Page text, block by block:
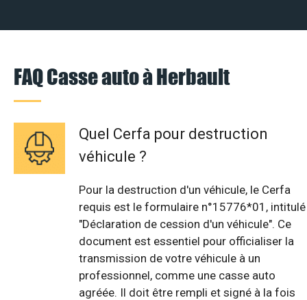
FAQ Casse auto à Herbault
Quel Cerfa pour destruction
véhicule ?
Pour la destruction d'un véhicule, le Cerfa
requis est le formulaire n°15776*01, intitulé
"Déclaration de cession d'un véhicule". Ce
document est essentiel pour officialiser la
transmission de votre véhicule à un
professionnel, comme une casse auto
agréée. Il doit être rempli et signé à la fois